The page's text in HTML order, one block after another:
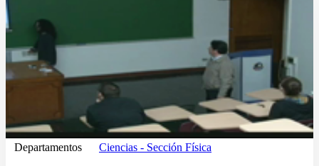
Departamentos Ciencias - Sección Física